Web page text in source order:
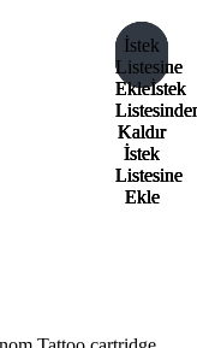
İstek
Listesine
Ekleİstek
Kaldır
İstek
Listesine
Ekle
İstek
Listesine
Ekleİstek
Kaldır
İstek
Listesine
Ekle
İstek
Listesine
Ekleİstek
Kaldır
İstek
Listesine
Ekle
İstek
Listesine
Ekleİstek
Kaldır
İstek
Listesine
Ekle